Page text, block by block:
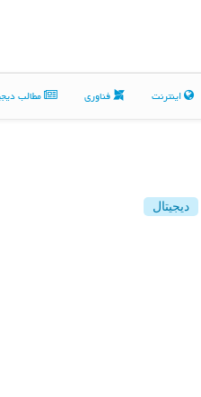
اینترنت فناوری مطالب
دیجیتال